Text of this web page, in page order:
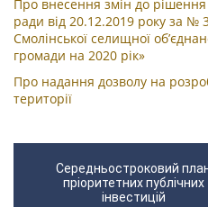
Про внесення змін до
ради від 20.12.2019 року за №
Смолінської селищної
громади на 2020 рік»
Про надання дозволу на
території
Середньостроковий
пріоритетних публічних
інвестицій